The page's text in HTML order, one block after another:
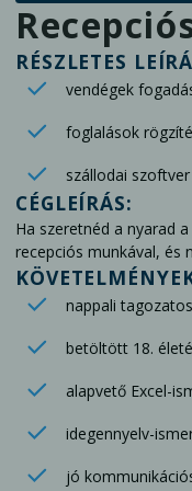
RÉSZLETES
vendégek
foglalások
szállodai
CÉGLEÍRÁS:
Ha szeretnéd a nyarad
recepciós munkával, és
nappali
betöltött 18.
alapvető Excel-
idegennyelv-
jó